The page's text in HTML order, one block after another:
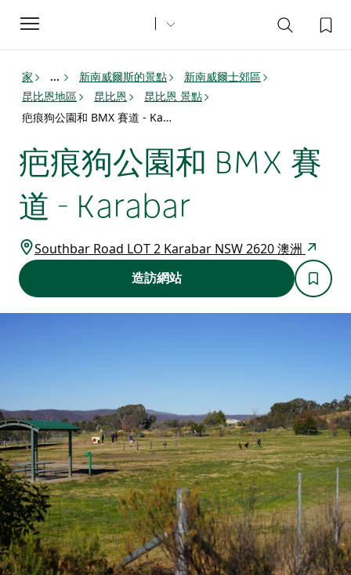
Toggle
navigation
家 ... 新南威爾斯的景點
新南威爾士郊區
昆比恩地區
昆比恩
昆比恩 景點
疤痕狗公園和 BMX 賽道 - Karabar
疤痕狗公園和 BMX 賽
道 - Karabar
Southbar Road LOT 2 Karabar NSW 2620 澳洲
造訪網站